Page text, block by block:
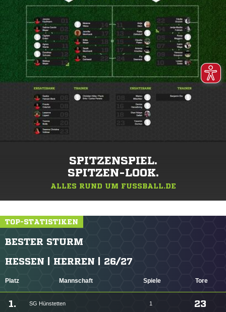
SPITZENSPIEL.
SPITZEN-LOOK.
ALLES RUND UM FUSSBALL.DE
TOP-STATISTIKEN
BESTER STURM
HESSEN | HERREN | 26/27
Platz Mannschaft Spiele Tore
1. SG Hünstetten 1 23